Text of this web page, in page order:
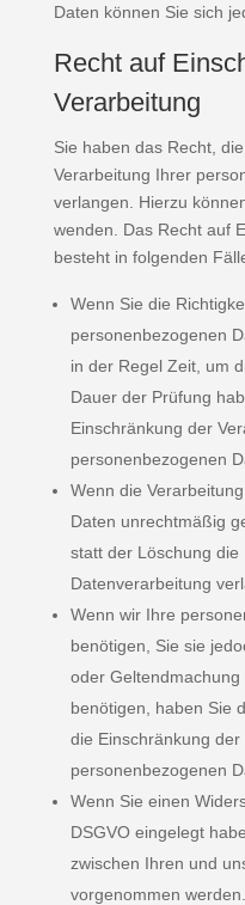
Daten können Sie sich
Recht auf
Verarbeitung
Sie haben das Recht,
Verarbeitung Ihrer
verlangen. Hierzu
wenden. Das Recht auf
besteht in folgenden
Wenn Sie die
personenbezogenen
in der Regel Zeit, um
Dauer der Prüfung
Einschränkung der
personenbezogenen
Wenn die
Daten unrechtmäßig
statt der Löschung die
Datenverarbeitung
Wenn wir Ihre
benötigen, Sie sie
oder
benötigen, haben Sie
die Einschränkung
personenbezogenen
Wenn Sie einen
DSGVO eingelegt
zwischen Ihren und
vorgenommen